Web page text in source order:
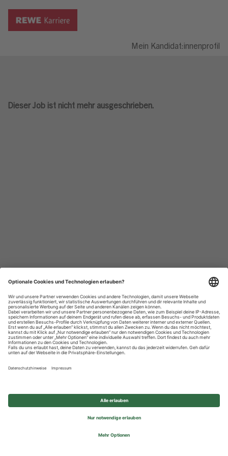
Mein Kandidat:innenprofil
Dieser Job ist nicht mehr ausgeschrieben.
Datenschutzhinweise
Impressum
Privatsphäre-Einstellungen
© 2026 REWE Group - All rights reserved